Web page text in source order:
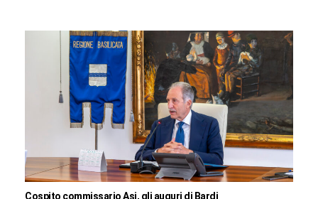
Cospito commissario Asi, gli auguri di Bardi